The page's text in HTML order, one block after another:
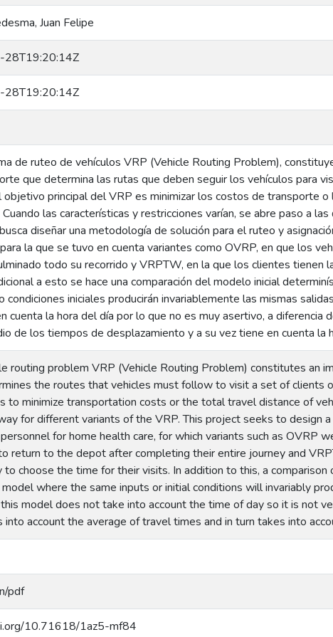
Juan Felipe
de ruteo de vehículos VRP (Vehicle Routing Problem),
que determina las rutas que deben seguir los vehículos para
objetivo principal del VRP es minimizar los costos de transporte
Cuando las características y restricciones varían, se abre paso a
diseñar una metodología de solución para el ruteo y
la que se tuvo en cuenta variantes como OVRP, en que los
todo su recorrido y VRPTW, en la que los clientes tienen
a esto se hace una comparación del modelo inicial
condiciones iniciales producirán invariablemente las mismas
cuenta la hora del día por lo que no es muy asertivo, a
de los tiempos de desplazamiento y a su vez tiene en cuenta la
routing problem VRP (Vehicle Routing Problem) constitutes an
the routes that vehicles must follow to visit a set of clients
to minimize transportation costs or the total travel distance of
for different variants of the VRP. This project seeks to design
for home health care, for which variants such as OVRP
return to the depot after completing their entire journey and
choose the time for their visits. In addition to this, a
model where the same inputs or initial conditions will invariably
model does not take into account the time of day so it is not
account the average of travel times and in turn takes into
pdf
10.71618/1az5-mf84